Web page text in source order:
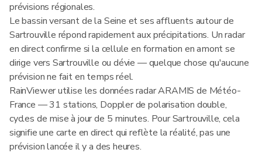
prévisions régionales.
Le bassin versant de la Seine et ses affluents autour de
Sartrouville répond rapidement aux précipitations. Un radar
en direct confirme si la cellule en formation en amont se
dirige vers Sartrouville ou dévie — quelque chose qu'aucune
prévision ne fait en temps réel.
RainViewer utilise les données radar ARAMIS de Météo-
France — 31 stations, Doppler de polarisation double,
cycles de mise à jour de 5 minutes. Pour Sartrouville, cela
signifie une carte en direct qui reflète la réalité, pas une
prévision lancée il y a des heures.